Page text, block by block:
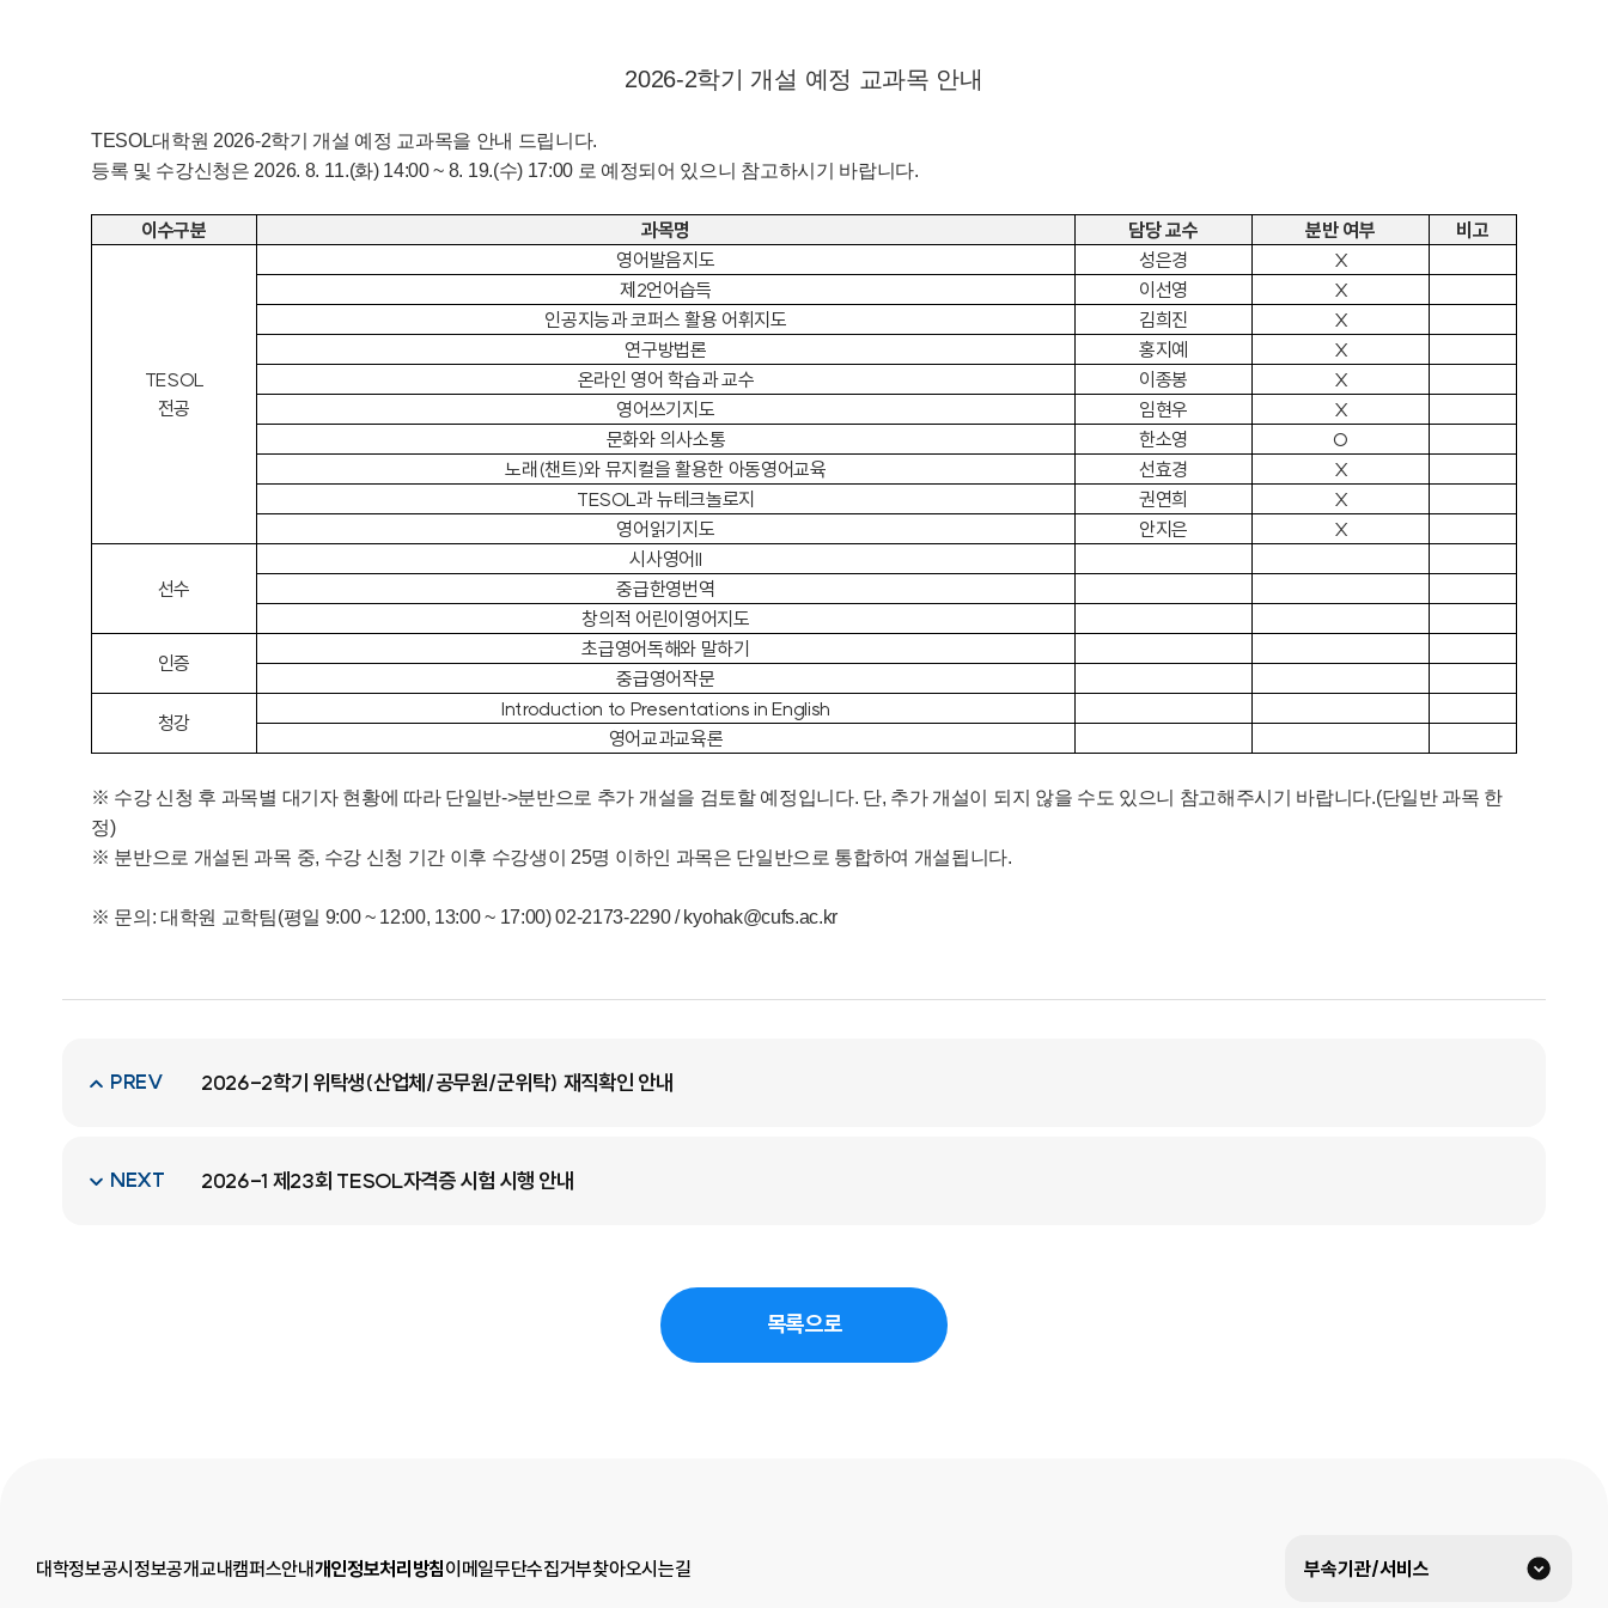
2026-2학기 개설 예정 교과목 안내
TESOL대학원 2026-2학기 개설 예정 교과목을 안내 드립니다.
등록 및 수강신청은 2026. 8. 11.(화) 14:00 ~ 8. 19.(수) 17:00 로 예정되어 있으니 참고하시기 바랍니다.
이수구분 과목명 담당 교수 분반 여부 비고
TESOL
전공
영어발음지도 성은경
X
제2언어습득
이선영
X
인공지능과 코퍼스 활용 어휘지도
김희진
X
연구방법론
홍지예
X
온라인 영어 학습과 교수
이종봉
X
영어쓰기지도
임현우
X
문화와 의사소통
한소영
O
노래(챈트)와 뮤지컬을 활용한 아동영어교육
선효경
X
TESOL과 뉴테크놀로지
권연희
X
영어읽기지도
안지은 X
선수
시사영어II
중급한영번역
창의적 어린이영어지도
인증
초급영어독해와 말하기
중급영어작문
청강
Introduction to Presentations in English
영어교과교육론
※ 수강 신청 후 과목별 대기자 현황에 따라 단일반->분반으로 추가 개설을 검토할 예정입니다. 단, 추가 개설이 되지 않을 수도 있으니 참고해주시기 바랍니다.(단일반 과목 한
정)
※ 분반으로 개설된 과목 중, 수강 신청 기간 이후 수강생이 25명 이하인 과목은 단일반으로 통합하여 개설됩니다.
※ 문의: 대학원 교학팀(평일 9:00 ~ 12:00, 13:00 ~ 17:00) 02-2173-2290 / kyohak@cufs.ac.kr
PREV 2026-2학기 위탁생(산업체/공무원/군위탁) 재직확인 안내
NEXT 2026-1 제23회 TESOL자격증 시험 시행 안내
목록으로
대학정보공시정보공개교내캠퍼스안내개인정보처리방침이메일무단수집거부찾아오시는길 부속기관/서비스